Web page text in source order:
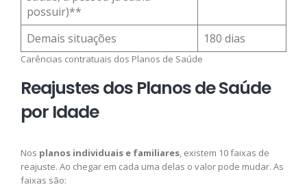
possuir)**
Demais situações 180 dias
Carências contratuais dos Planos de Saúde
Reajustes dos Planos de Saúde
por Idade
Nos planos individuais e familiares, existem 10 faixas de
reajuste. Ao chegar em cada uma delas o valor pode mudar. As
faixas são: